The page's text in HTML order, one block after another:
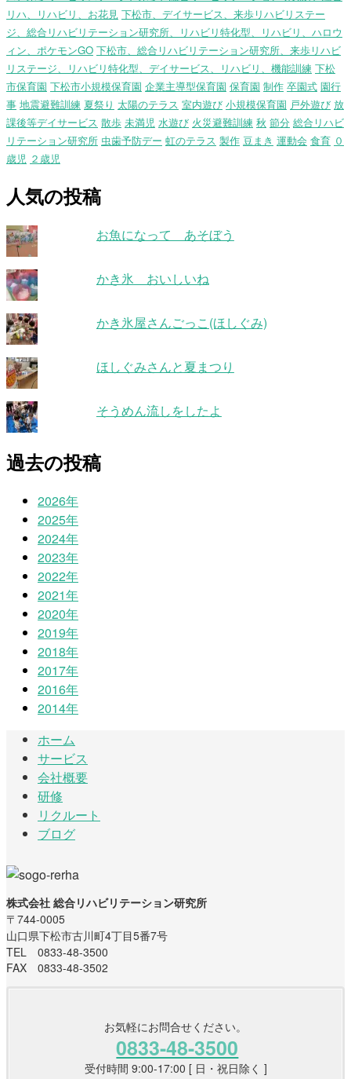
リハ、リハビリ、お花見 下松市、デイサービス、来歩リハビリステー
ジ、総合リハビリテーション研究所、リハビリ特化型、リハビリ、ハロウ
ィン、ポケモンGO 下松市、総合リハビリテーション研究所、来歩リハビ
リステージ、リハビリ特化型、デイサービス、リハビリ、機能訓練 下松
市保育園 下松市小規模保育園 企業主導型保育園 保育園 制作 卒園式 園行
事 地震避難訓練 夏祭り 太陽のテラス 室内遊び 小規模保育園 戸外遊び 放
課後等デイサービス 散歩 未満児 水遊び 火災避難訓練 秋 節分 総合リハビ
リテーション研究所 虫歯予防デー 虹のテラス 製作 豆まき 運動会 食育 ０
歳児 ２歳児
人気の投稿
お魚になって あそぼう
かき氷 おいしいね
かき氷屋さんごっこ(ほしぐみ)
ほしぐみさんと夏まつり
そうめん流しをしたよ
過去の投稿
2026年
2025年
2024年
2023年
2022年
2021年
2020年
2019年
2018年
2017年
2016年
2014年
ホーム
サービス
会社概要
研修
リクルート
ブログ
株式会社 総合リハビリテーション研究所
〒744-0005
山口県下松市古川町4丁目5番7号
TEL 0833-48-3500
FAX 0833-48-3502
お気軽にお問合せください。
0833-48-3500
受付時間 9:00-17:00 [ 日・祝日除く ]